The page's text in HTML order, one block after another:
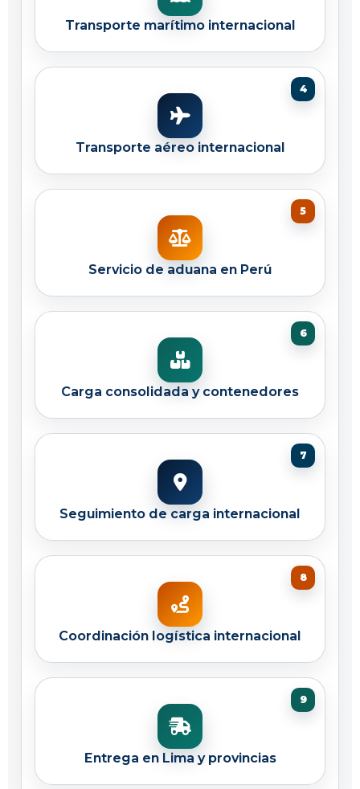
Transporte marítimo internacional
Transporte aéreo internacional
Servicio de aduana en Perú
Carga consolidada y contenedores
Seguimiento de carga internacional
Coordinación logística internacional
Entrega en Lima y provincias